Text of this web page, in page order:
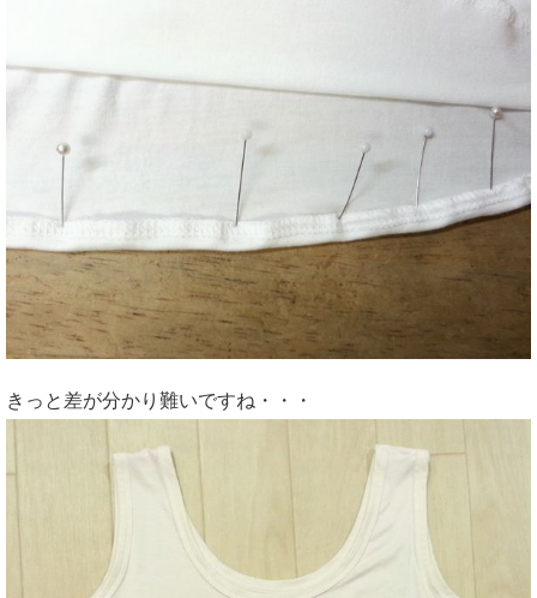
きっと差が分かり難いですね・・・